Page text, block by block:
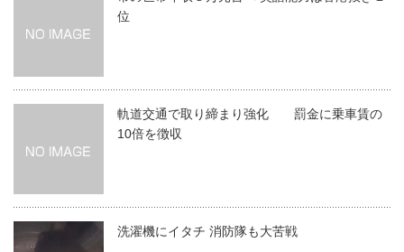
位
軌道交通で取り締まり強化 罰金に乗車賃の
10倍を徴収
洗濯機にイタチ 消防隊も大苦戦